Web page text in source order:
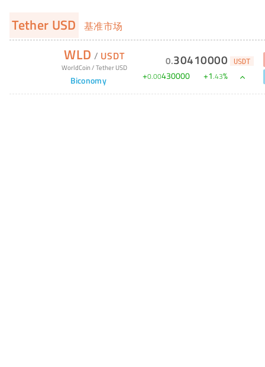
Tether USD 基准市场
WLD / USDT
WorldCoin/Tether USD
Biconomy
0.30410000 USDT
+0.00430000 +1.43%